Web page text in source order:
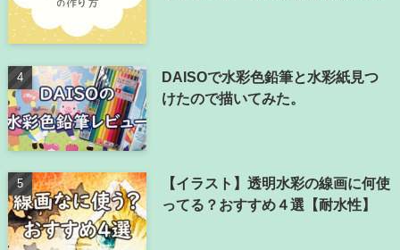
DAISOで水彩色鉛筆と水彩紙見つ
けたので描いてみた。
【イラスト】透明水彩の線画に何使
ってる？おすすめ４選【耐水性】